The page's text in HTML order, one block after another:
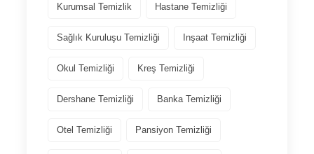
Kurumsal Temizlik Hastane Temizliği
Sağlık Kuruluşu Temizliği Inşaat Temizliği
Okul Temizliği Kreş Temizliği
Dershane Temizliği Banka Temizliği
Otel Temizliği Pansiyon Temizliği